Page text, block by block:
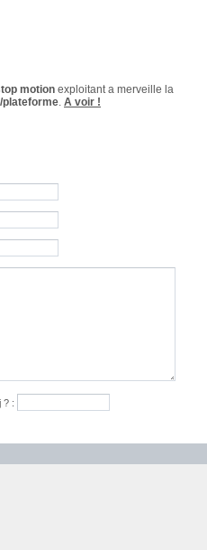
motion exploitant a merveille la
plateforme. A voir !
? :